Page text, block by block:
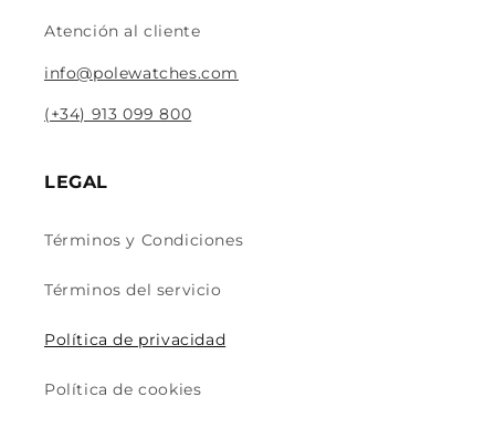
Atención al cliente
info@polewatches.com
(+34) 913 099 800
LEGAL
Términos y Condiciones
Términos del servicio
Política de privacidad
Política de cookies